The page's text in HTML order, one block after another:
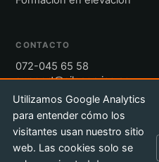
CONTACTO
072-045 65 58
support@siloservice.se
Solicitar presupuesto
Utilizamos Google Analytics
para entender cómo los
visitantes usan nuestro sitio
web. Las cookies solo se